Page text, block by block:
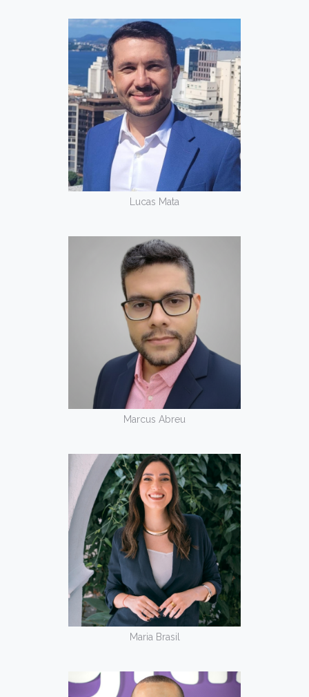
Lucas Mata
Marcus Abreu
Maria Brasil